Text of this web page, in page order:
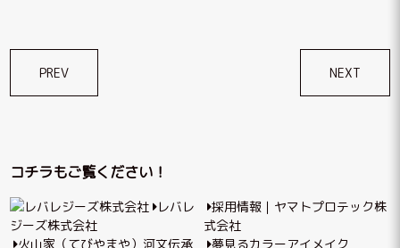
稿
ゲ
ー
シ
PREV NEXT
コチラもご覧ください！
レバレ
ジーズ株式会社
採用情報｜ヤマトプロテック株
式会社
火山家（てびやまや）河文伝承
夢見るカラーアイメイク